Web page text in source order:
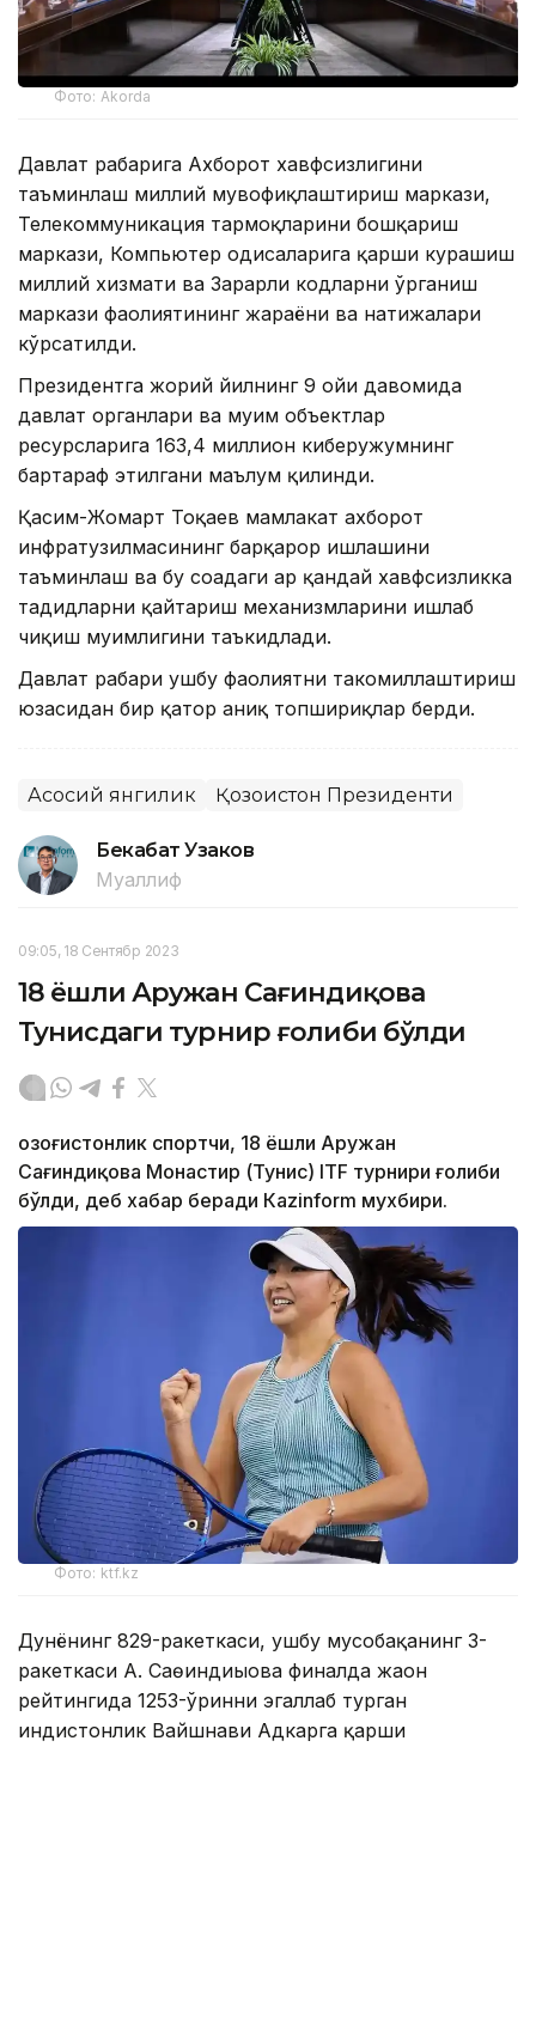
Фото: Akorda
Давлат раҳбарига Ахборот хавфсизлигини
таъминлаш миллий мувофиқлаштириш маркази,
Телекоммуникация тармоқларини бошқариш
маркази, Компьютер ҳодисаларига қарши курашиш
миллий хизмати ва Зарарли кодларни ўрганиш
маркази фаолиятининг жараёни ва натижалари
кўрсатилди.
Президентга жорий йилнинг 9 ойи давомида
давлат органлари ва муҳим объектлар
ресурсларига 163,4 миллион киберҳужумнинг
бартараф этилгани маълум қилинди.
Қасим-Жомарт Тоқаев мамлакат ахборот
инфратузилмасининг барқарор ишлашини
таъминлаш ва бу соҳадаги ҳар қандай хавфсизликка
таҳдидларни қайтариш механизмларини ишлаб
чиқиш муҳимлигини таъкидлади.
Давлат раҳбари ушбу фаолиятни такомиллаштириш
юзасидан бир қатор аниқ топшириқлар берди.
Асосий янгилик Қозоғистон Президенти
Бекабат Узаков
Муаллиф
09:05, 18 Сентябр 2023
18 ёшли Аружан Сағиндиқова
Тунисдаги турнир ғолиби бўлди
Қозоғистонлик спортчи, 18 ёшли Аружан
Сағиндиқова Монастир (Тунис) ITF турнири ғолиби
бўлди, деб хабар беради Каzinform мухбири.
Фото: ktf.kz
Дунёнинг 829-ракеткаси, ушбу мусобақанинг 3-
ракеткаси А. Саөиндиыова финалда жаҳон
рейтингида 1253-ўринни эгаллаб турган
ҳиндистонлик Вайшнави Адкарга қарши